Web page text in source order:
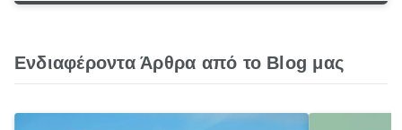
Ενδιαφέροντα Άρθρα από το Blog μας